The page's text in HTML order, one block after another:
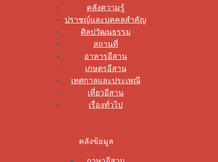
คลังความรู้
ปราชญ์และบุคคลสำคัญ
ศิลปวัฒนธรรม
สถานที่
อาหารอีสาน
เกษตรอีสาน
เทศกาลและประเพณี
เที่ยวอีสาน
เรื่องทั่วไป
คลังข้อมูล